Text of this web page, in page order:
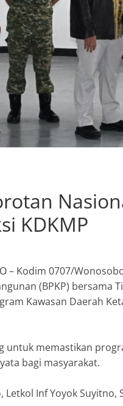
KDKMP
– Kodim 0707/
(BPKP) bersama
Kawasan Daerah
untuk memastikan
bagi masyarakat.
Inf Yoyok Suyitno,